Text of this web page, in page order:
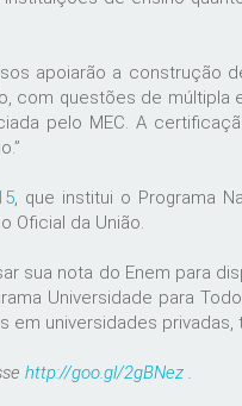
apoiarão a construção
com questões de
pelo MEC. A
, que institui o Programa
Oficial da União.
sua nota do Enem para
Universidade para
em universidades
http://goo.gl/2gBNez .